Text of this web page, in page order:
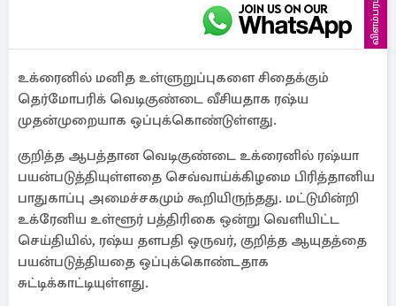
விளம்பரம்
உக்ரைனில் மனித உள்ளுறுப்புகளை சிதைக்கும்
தெர்மோபரிக் வெடிகுண்டை வீசியதாக ரஷ்ய
முதன்முறையாக ஒப்புக்கொண்டுள்ளது.
குறித்த ஆபத்தான வெடிகுண்டை உக்ரைனில் ரஷ்யா
பயன்படுத்தியுள்ளதை செவ்வாய்க்கிழமை பிரித்தானிய
பாதுகாப்பு அமைச்சகமும் கூறியிருந்தது. மட்டுமின்றி
உக்ரேனிய உள்ளூர் பத்திரிகை ஒன்று வெளியிட்ட
செய்தியில், ரஷ்ய தளபதி ஒருவர், குறித்த ஆயுதத்தை
பயன்படுத்தியதை ஒப்புக்கொண்டதாக
சுட்டிக்காட்டியுள்ளது.